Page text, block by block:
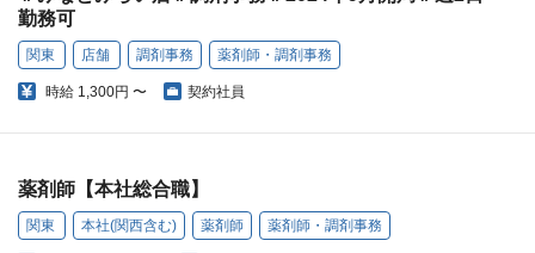
勤務可
関東 店舗 調剤事務 薬剤師・調剤事務
時給 1,300円 〜 契約社員
薬剤師【本社総合職】
関東 本社(関西含む) 薬剤師 薬剤師・調剤事務